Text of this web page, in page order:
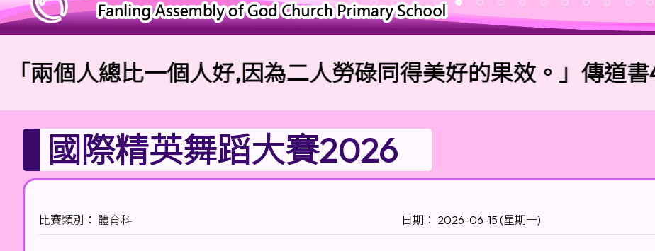
個人總比一個人好,因為二人勞碌同得美好的果效。」傳道書4:9
國際精英舞蹈大賽2026
比賽類別： 體育科 日期： 2026-06-15 (星期一)